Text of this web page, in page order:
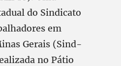
do Sindicato
em
Gerais (Sind-
no Pátio